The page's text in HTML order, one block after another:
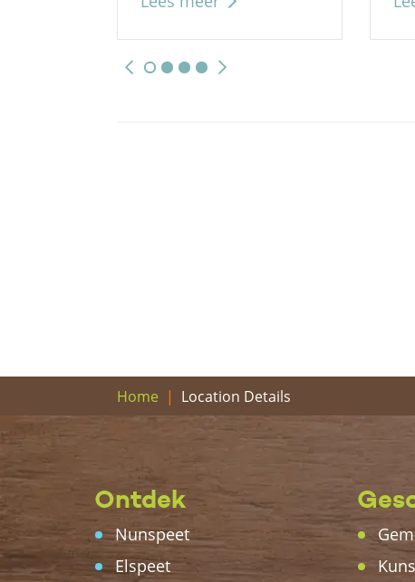
Home Location Details
Ontdek
Nunspeet
Elspeet